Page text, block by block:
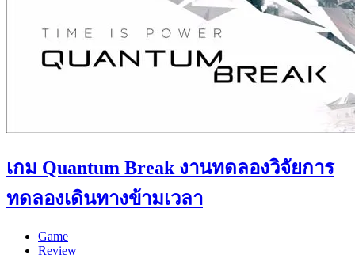
เกม Quantum Break งานทดลองวิจัยการ
ทดลองเดินทางข้ามเวลา
Game
Review